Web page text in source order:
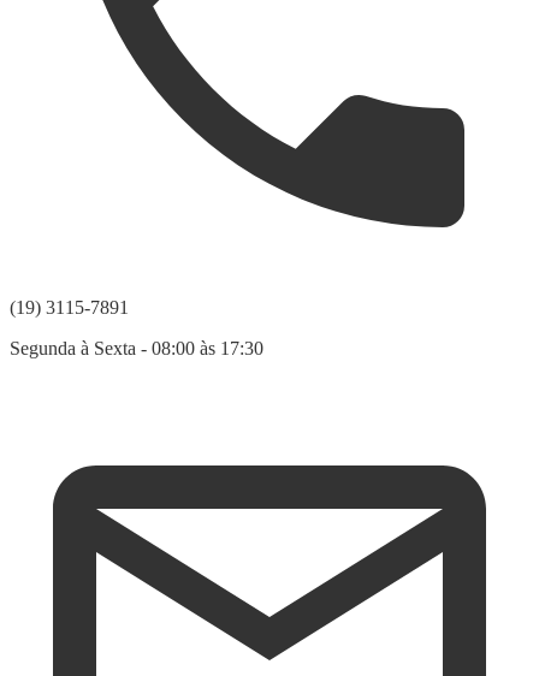
(19) 3115-7891
Segunda à Sexta - 08:00 às 17:30